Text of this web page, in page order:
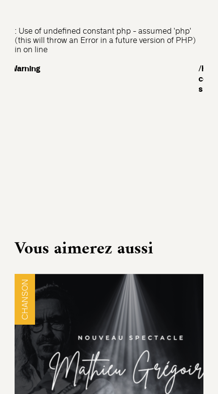
: Use of undefined constant php - assumed 'php'
(this will throw an Error in a future version of PHP)
in on line
Warning
/
Vous aimerez aussi
CHANSON